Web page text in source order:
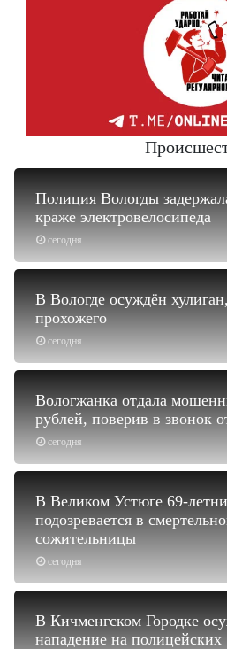
сегодня
Полиция Вологды
краже электровелосипеда
сегодня
В Вологде осуждён
прохожего
сегодня
Вологжанка отдала
рублей, поверив в звонок
сегодня
В Великом Устюге 69-
подозревается в
сожительницы
В Кичменгском Городке
нападение на полицейских